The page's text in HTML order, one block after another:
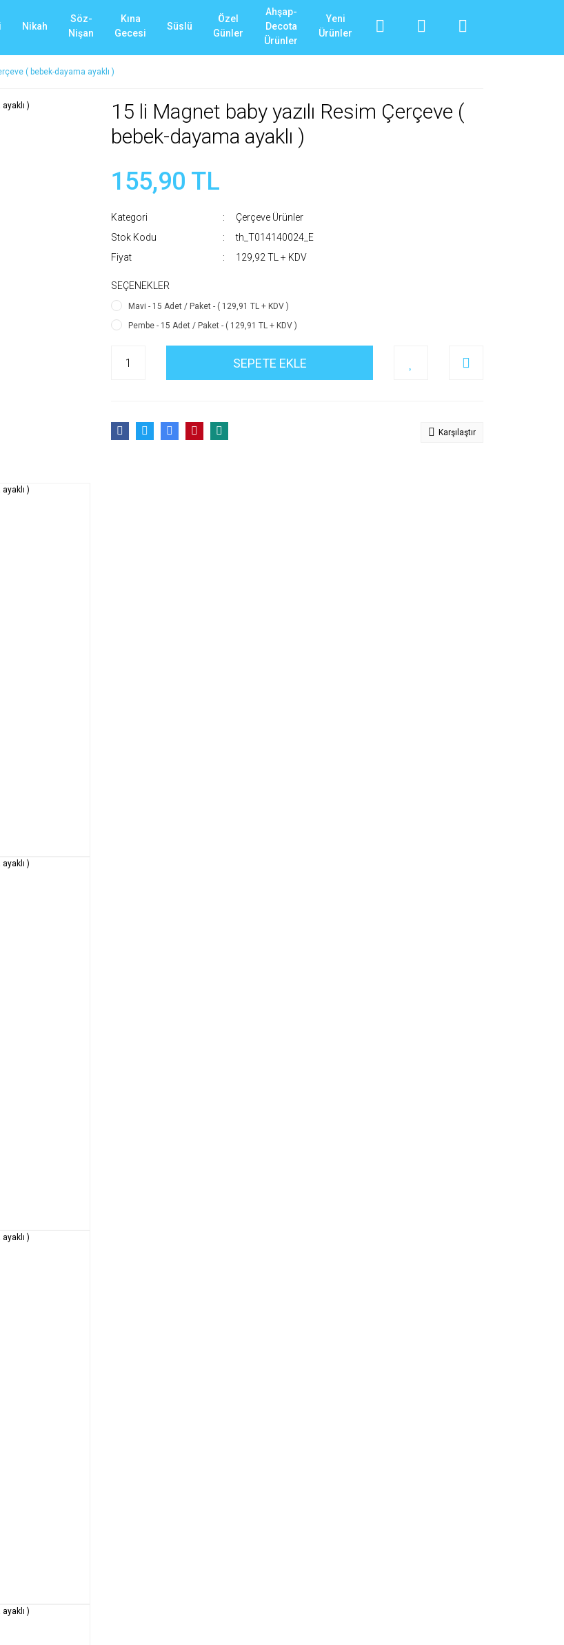
Nikah
Söz-
Nişan
Kına
Gecesi
Süslü
Özel
Günler
Ahşap-
Decota
Ürünler
Yeni
Ürünler
( bebek-dayama ayaklı )
15 li Magnet baby yazılı Resim Çerçeve (
bebek-dayama ayaklı )
155,90 TL
Kategori
Çerçeve Ürünler
Stok Kodu
th_T014140024_E
Fiyat
129,92 TL + KDV
SEÇENEKLER
Mavi - 15 Adet / Paket - ( 129,91 TL + KDV )
Pembe - 15 Adet / Paket - ( 129,91 TL + KDV )
SEPETE EKLE
Karşılaştır